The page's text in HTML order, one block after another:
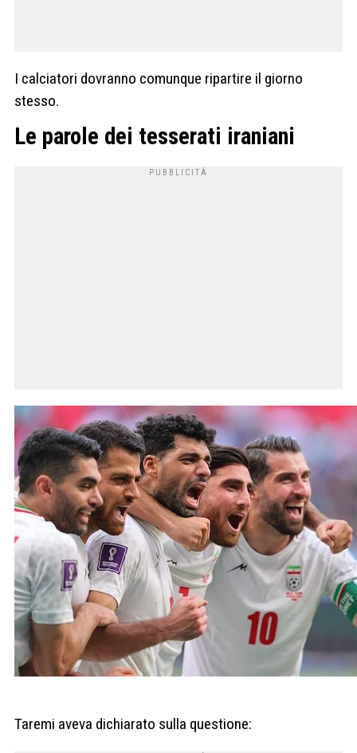
I calciatori dovranno comunque ripartire il giorno
stesso.
Le parole dei tesserati iraniani
Taremi aveva dichiarato sulla questione: